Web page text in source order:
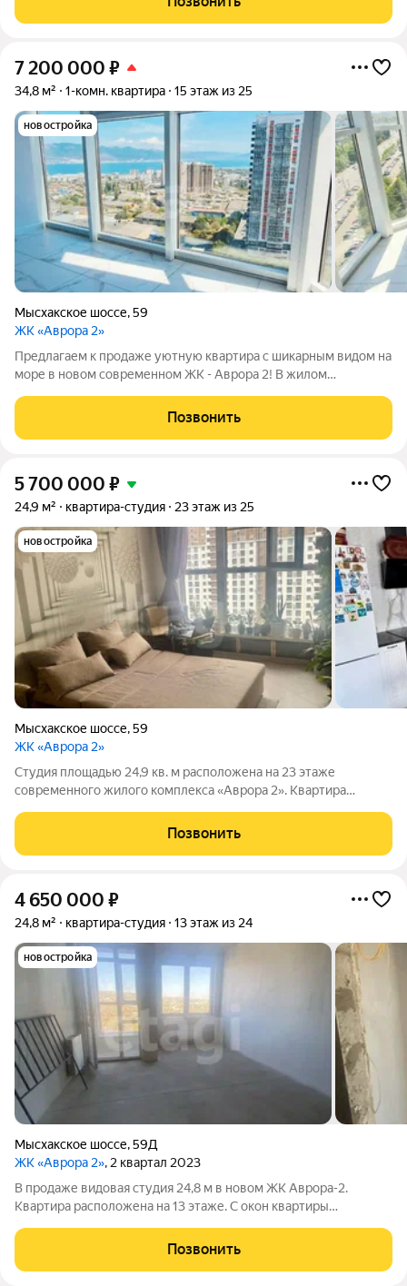
резервуары для воды;Благоустроенный двор с
7 200 000 ₽
34,8 м² 1-комн. квартира 15 этаж из 25
новостройка
Мысхакское шоссе,59
ЖК «Аврора 2»
Предлагаем к продаже уютную квартира с шикарным видом на
море в новом современном ЖК - Аврора 2! В жилом
водой нет. Квартира продается с современным ремонтом,
состояние заходи и живи!
Позвонить
5 700 000 ₽
24,9 м² квартира-студия 23 этаж из 25
новостройка
Мысхакское шоссе,59
ЖК «Аврора 2»
Студия площадью 24,9 кв. м расположена на 23 этаже
современного жилого комплекса «Аврора 2». Квартира
остеклением, обеспечивающим обилие естественного света и
вид на зеленую зону и виноградники. Высота
Позвонить
4 650 000 ₽
24,8 м² квартира-студия 13 этаж из 24
новостройка
Мысхакское шоссе,59Д
ЖК «Аврора 2», 2 квартал 2023
В продаже видовая студия 24,8 м в новом ЖК Аврора-2.
Квартира расположена на 13 этаже. С окон квартиры
собственник. Выполнена предчистовая отделка: стяжка пола,
установлены радиаторы отопления, ровные
Позвонить